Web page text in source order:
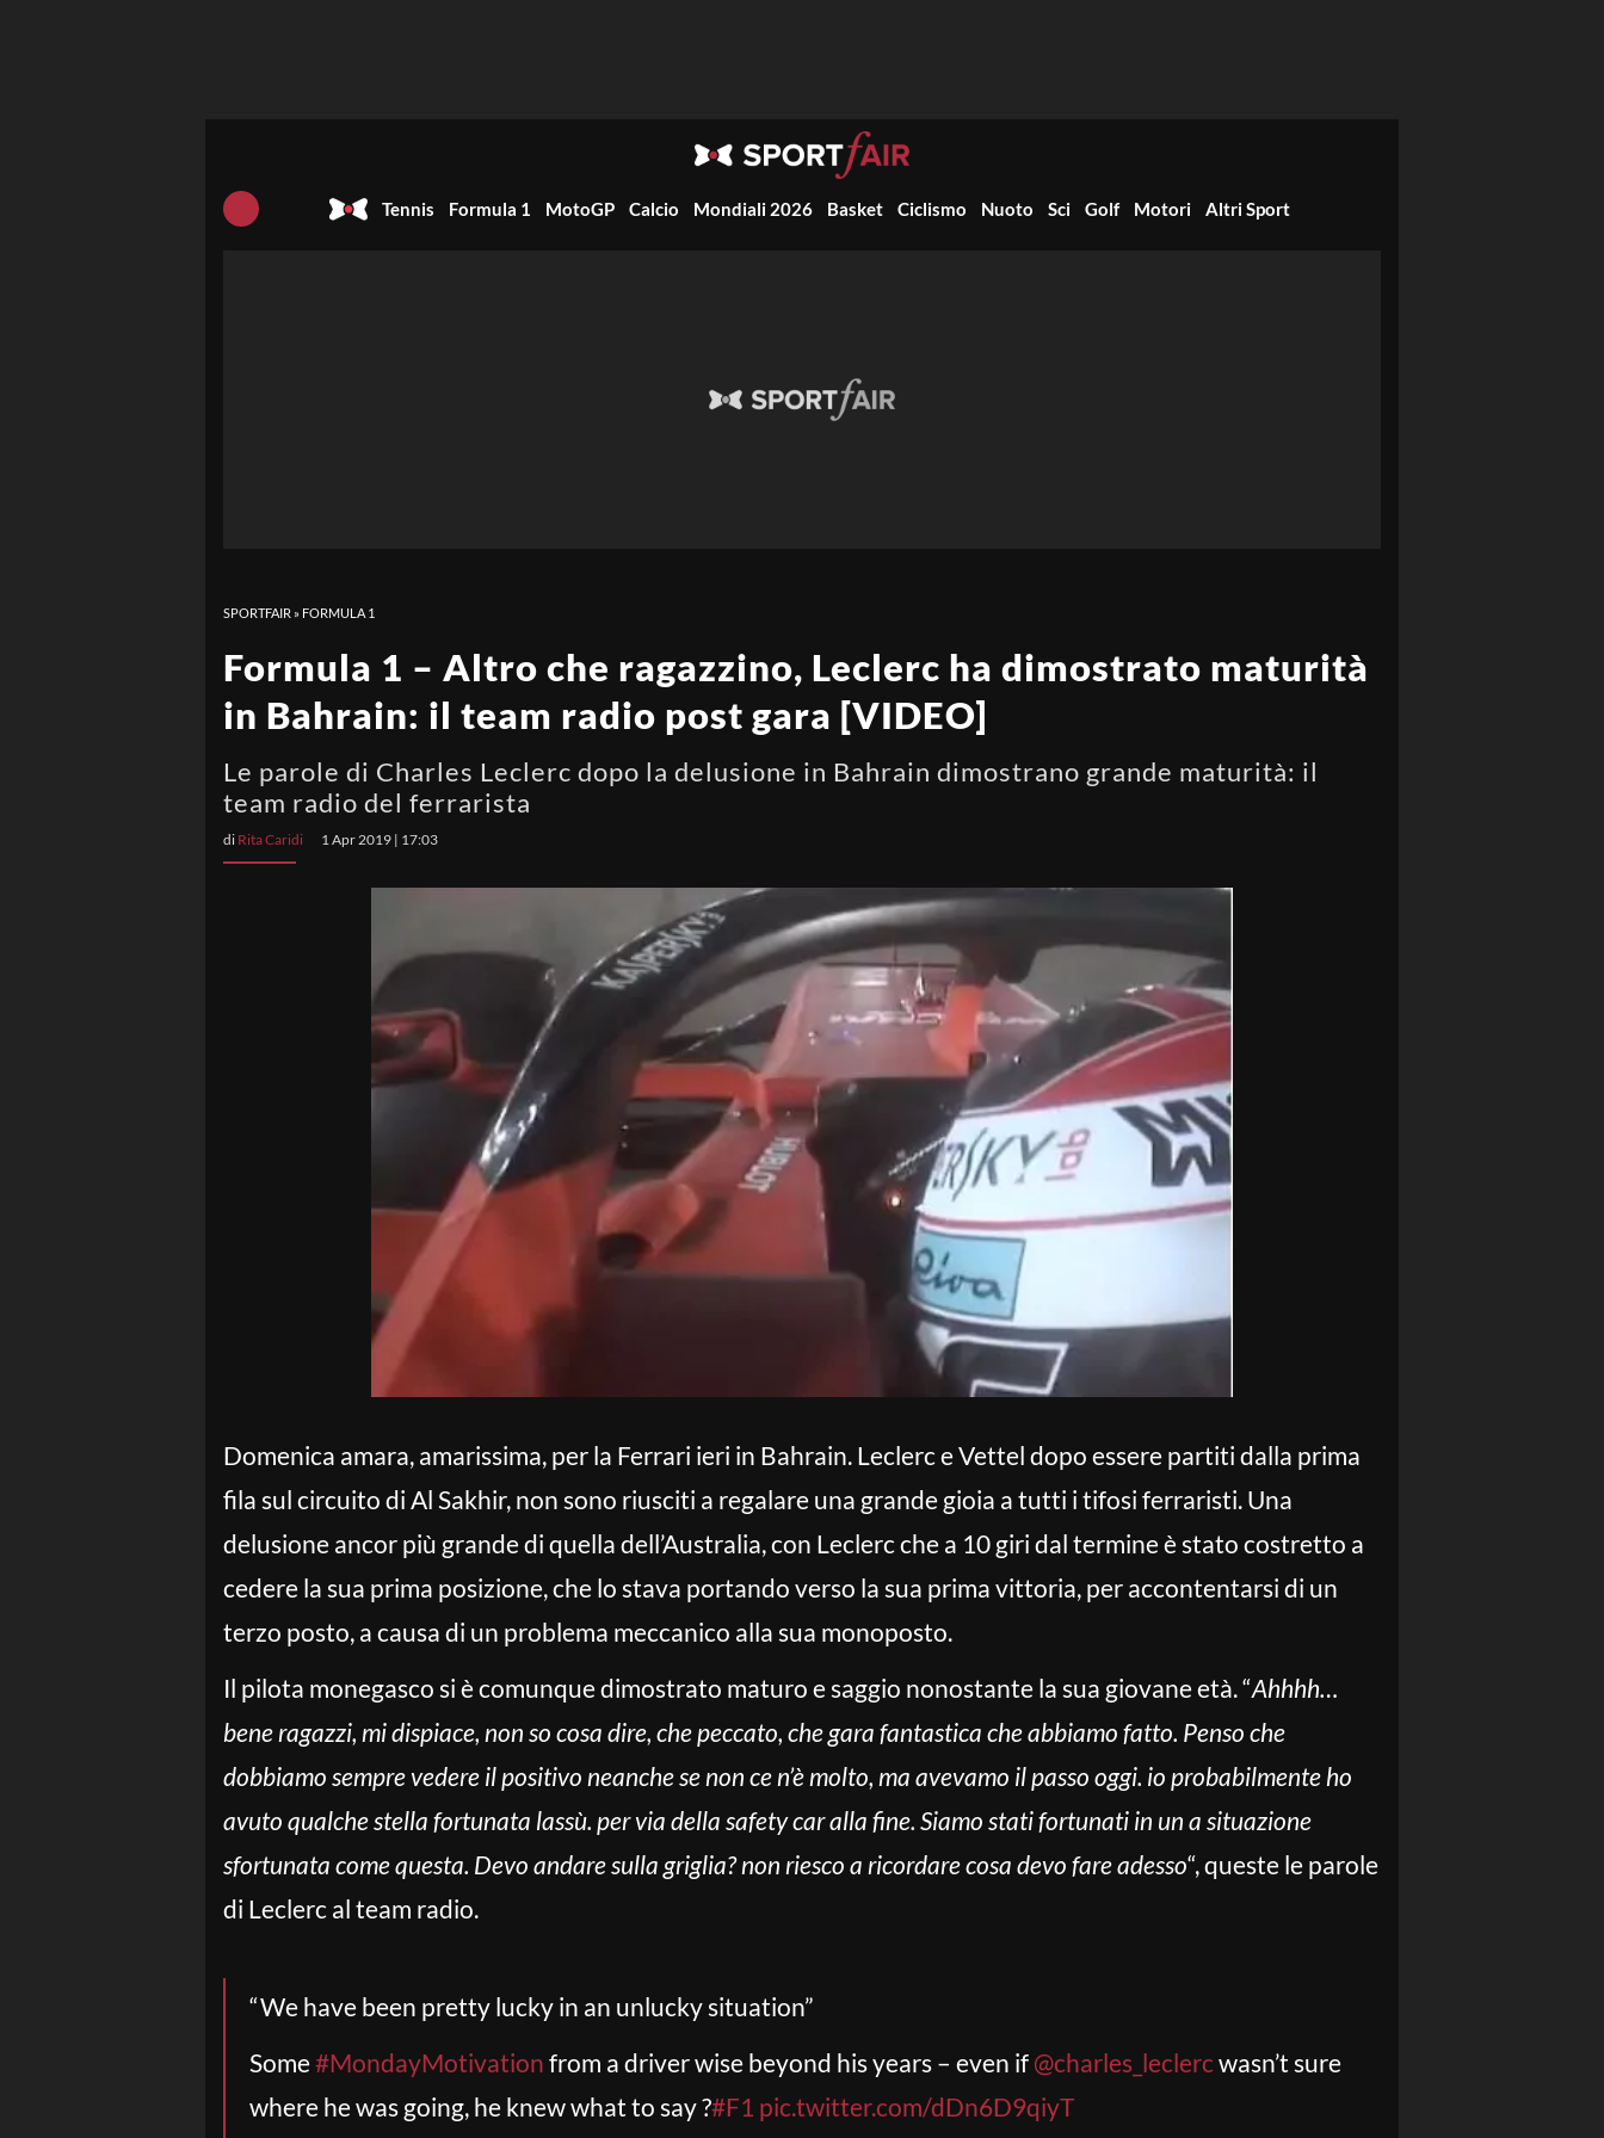
Tennis Formula 1 MotoGP Calcio Mondiali 2026 Basket Ciclismo Nuoto Sci Golf Motori Altri Sport
SPORTFAIR » FORMULA 1
Formula 1 – Altro che ragazzino, Leclerc ha dimostrato maturità
in Bahrain: il team radio post gara [VIDEO]
Le parole di Charles Leclerc dopo la delusione in Bahrain dimostrano grande maturità: il
team radio del ferrarista
di Rita Caridi 1 Apr 2019 | 17:03
Domenica amara, amarissima, per la Ferrari ieri in Bahrain. Leclerc e Vettel dopo essere partiti dalla prima
fila sul circuito di Al Sakhir, non sono riusciti a regalare una grande gioia a tutti i tifosi ferraristi. Una
delusione ancor più grande di quella dell’Australia, con Leclerc che a 10 giri dal termine è stato costretto a
cedere la sua prima posizione, che lo stava portando verso la sua prima vittoria, per accontentarsi di un
terzo posto, a causa di un problema meccanico alla sua monoposto.
Il pilota monegasco si è comunque dimostrato maturo e saggio nonostante la sua giovane età. “Ahhhh…
bene ragazzi, mi dispiace, non so cosa dire, che peccato, che gara fantastica che abbiamo fatto. Penso che
dobbiamo sempre vedere il positivo neanche se non ce n’è molto, ma avevamo il passo oggi. io probabilmente ho
avuto qualche stella fortunata lassù. per via della safety car alla fine. Siamo stati fortunati in un a situazione
sfortunata come questa. Devo andare sulla griglia? non riesco a ricordare cosa devo fare adesso“, queste le parole
di Leclerc al team radio.
“We have been pretty lucky in an unlucky situation”
Some#MondayMotivation from a driver wise beyond his years – even if @charles_leclercwasn’t sure
where he was going, he knew what to say ?#F1 pic.twitter.com/dDn6D9qiyT